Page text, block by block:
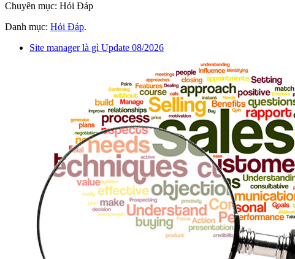
Chuyên mục: Hỏi Đáp
Danh mục: Hỏi Đáp.
Site manager là gì Update 08/2026